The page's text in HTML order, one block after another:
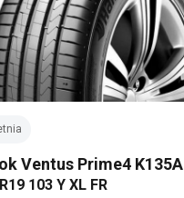
Ventus Prime4 K135A
103 Y XL FR